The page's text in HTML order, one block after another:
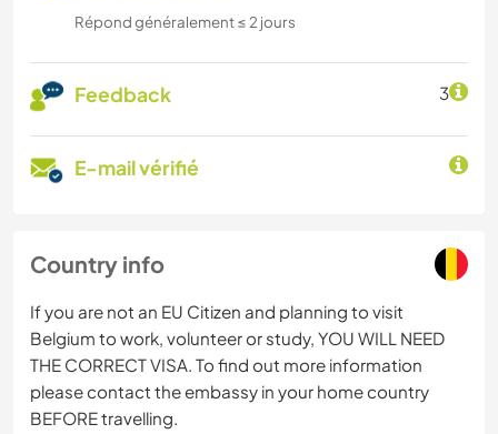
Répond généralement ≤ 2 jours
Feedback 3
E-mail vérifié
Country info
If you are not an EU Citizen and planning to visit
Belgium to work, volunteer or study, YOU WILL NEED
THE CORRECT VISA. To find out more information
please contact the embassy in your home country
BEFORE travelling.